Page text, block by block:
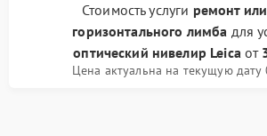
Стоимость услуги ремонт
горизонтального лимба для
оптический нивелир Leicaот
Цена актуальна на текущую дату